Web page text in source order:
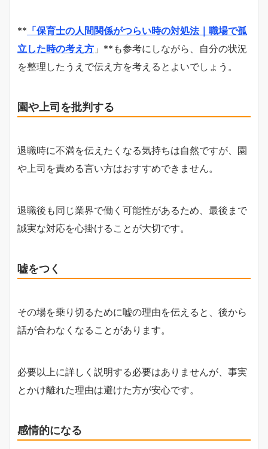
** 「保育士の人間関係がつらい時の対処法｜職場で孤
立した時の考え方 」**も参考にしながら、自分の状況
を整理したうえで伝え方を考えるとよいでしょう。
園や上司を批判する
退職時に不満を伝えたくなる気持ちは自然ですが、園
や上司を責める言い方はおすすめできません。
退職後も同じ業界で働く可能性があるため、最後まで
誠実な対応を心掛けることが大切です。
嘘をつく
その場を乗り切るために嘘の理由を伝えると、後から
話が合わなくなることがあります。
必要以上に詳しく説明する必要はありませんが、事実
とかけ離れた理由は避けた方が安心です。
感情的になる